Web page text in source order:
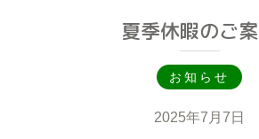
夏季休暇のご
お知らせ
2025年7月7日